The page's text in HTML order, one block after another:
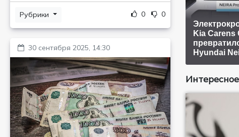
Рубрики 0 0
30 сентября 2025, 14:30
Kia Carens
Hyundai